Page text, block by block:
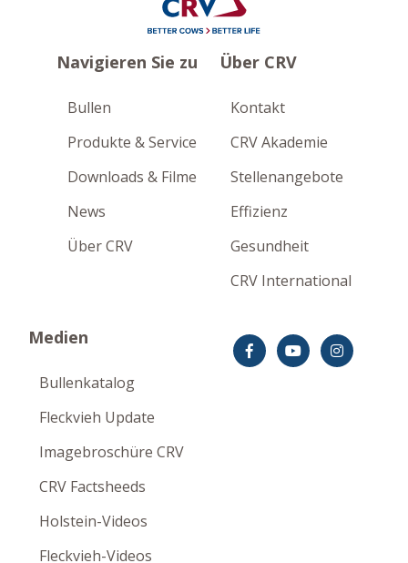
Navigieren Sie zu
Bullen
Produkte & Service
Downloads & Filme
News
Über CRV
Über CRV
Kontakt
CRV Akademie
Stellenangebote
Effizienz
Gesundheit
CRV International
Medien
Bullenkatalog
Fleckvieh Update
Imagebroschüre CRV
CRV Factsheeds
Holstein-Videos
Fleckvieh-Videos